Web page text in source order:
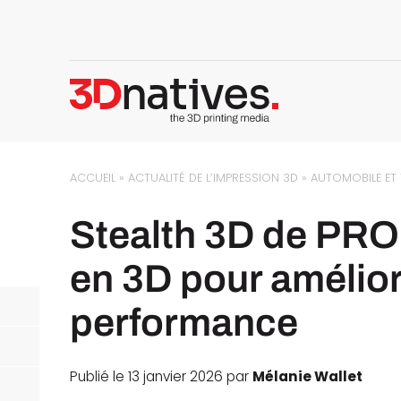
ACCUEIL »ACTUALITÉ DE L’IMPRESSION 3D »AUTOMOBILE ET
Stealth 3D de
en 3D pour
performance
Publié le 13 janvier 2026 par Mélanie Wallet